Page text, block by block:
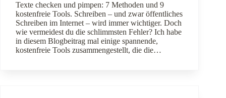
Texte checken und pimpen: 7 Methoden und 9
kostenfreie Tools. Schreiben – und zwar öffentliches
Schreiben im Internet – wird immer wichtiger. Doch
wie vermeidest du die schlimmsten Fehler? Ich habe
in diesem Blogbeitrag mal einige spannende,
kostenfreie Tools zusammengestellt, die die…